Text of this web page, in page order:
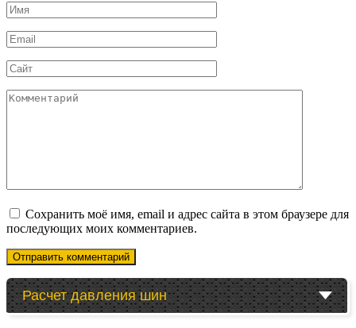
Имя
*
Email
*
Сайт
Комментарий
Сохранить моё имя, email и адрес сайта в этом браузере для
последующих моих комментариев.
Расчет давления шин